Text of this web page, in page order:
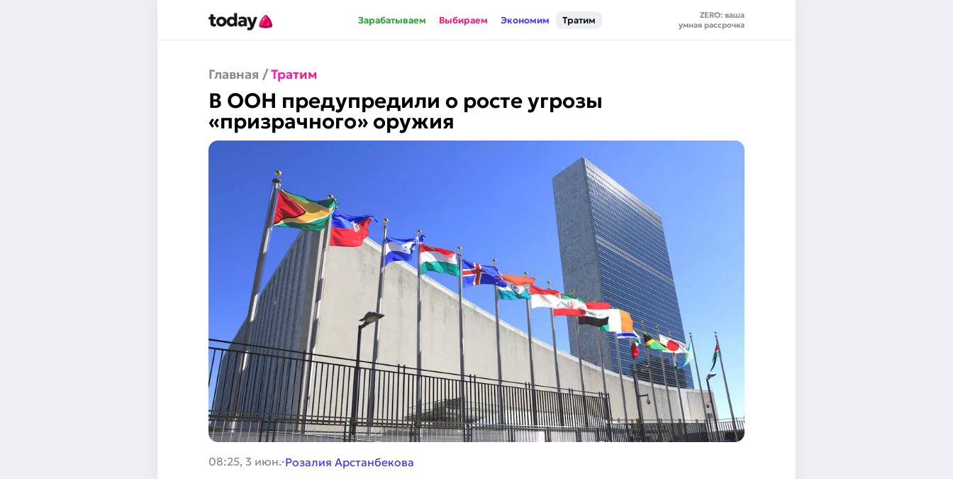
Зарабатываем Выбираем Экономим Тратим
ZERO: ваша
умная рассрочка
Главная /Тратим
В ООН предупредили о росте угрозы
«призрачного» оружия
08:25, 3 июн.·Розалия Арстанбекова